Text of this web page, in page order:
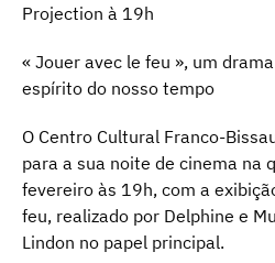
Projection à 19h
« Jouer avec le feu », um
espírito do nosso tempo
O Centro Cultural Franco-
para a sua noite de cinema na
fevereiro às 19h, com a
feu, realizado por Delphine e
Lindon no papel principal.